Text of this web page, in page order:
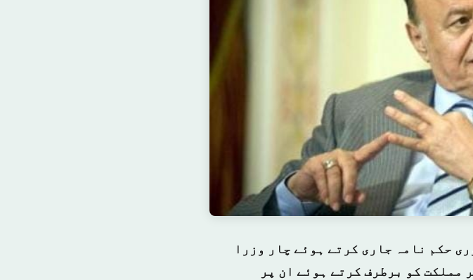
حکم نامہ جاری کرتے ہوئے چار وزرا
مملکت کو برطرف کرتے ہوئے ان پر